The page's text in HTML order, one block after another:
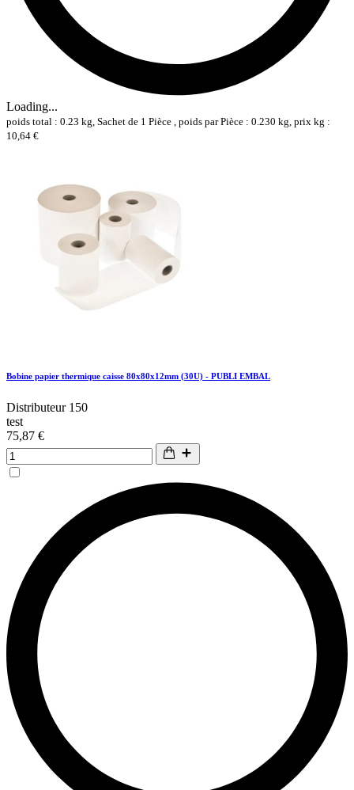
Loading...
poids total : 0.23 kg, Sachet de 1 Pièce , poids par Pièce : 0.230 kg, prix kg :
10,64 €
Bobine papier thermique caisse 80x80x12mm (30U) - PUBLI EMBAL
Distributeur 150
test
75,87 €